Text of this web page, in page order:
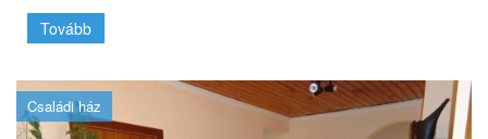
Tovább
Családi ház